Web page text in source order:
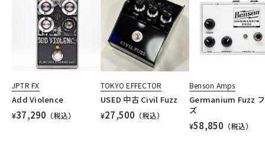
JPTR FX
Add Violence
¥37,290 （税込）
TOKYO EFFECTOR
USED 中古 Civil Fuzz
¥27,500 （税込）
Benson Amps
Germanium Fuzz
ズ
¥58,850 （税込）